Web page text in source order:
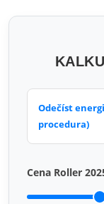
Odečíst
procedura)
Cena Roller